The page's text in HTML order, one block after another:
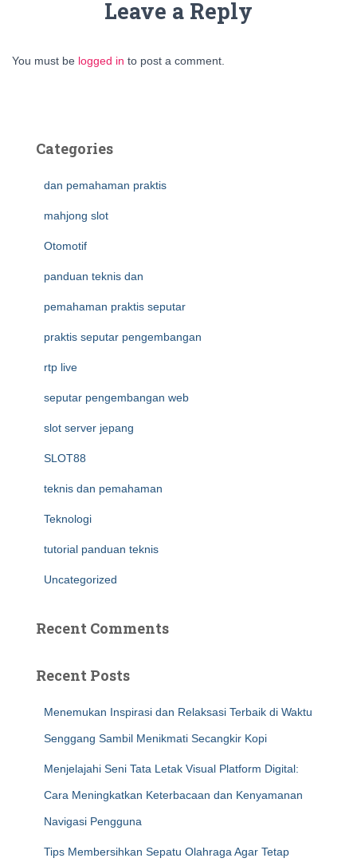
Leave a Reply
You must be logged in to post a comment.
Categories
dan pemahaman praktis
mahjong slot
Otomotif
panduan teknis dan
pemahaman praktis seputar
praktis seputar pengembangan
rtp live
seputar pengembangan web
slot server jepang
SLOT88
teknis dan pemahaman
Teknologi
tutorial panduan teknis
Uncategorized
Recent Comments
Recent Posts
Menemukan Inspirasi dan Relaksasi Terbaik di Waktu
Senggang Sambil Menikmati Secangkir Kopi
Menjelajahi Seni Tata Letak Visual Platform Digital:
Cara Meningkatkan Keterbacaan dan Kenyamanan
Navigasi Pengguna
Tips Membersihkan Sepatu Olahraga Agar Tetap